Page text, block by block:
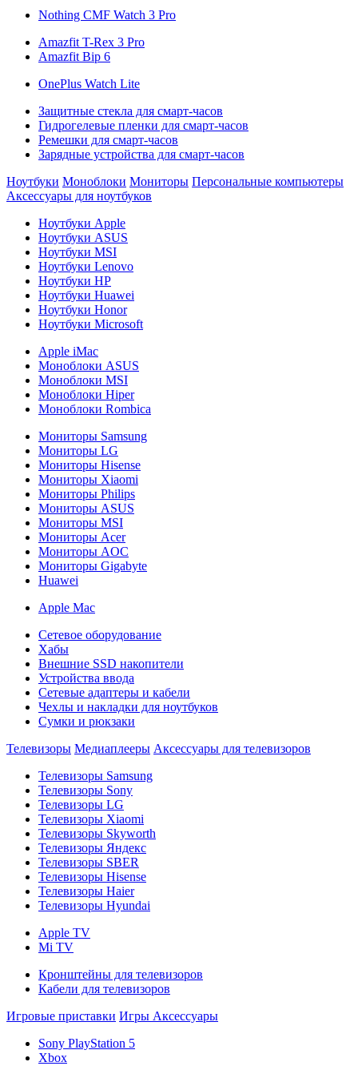
Nothing CMF Watch 3 Pro
Amazfit T-Rex 3 Pro
Amazfit Bip 6
OnePlus Watch Lite
Защитные стекла для смарт-часов
Гидрогелевые пленки для смарт-часов
Ремешки для смарт-часов
Зарядные устройства для смарт-часов
Ноутбуки Моноблоки Мониторы Персональные компьютеры
Аксессуары для ноутбуков
Ноутбуки Apple
Ноутбуки ASUS
Ноутбуки MSI
Ноутбуки Lenovo
Ноутбуки HP
Ноутбуки Huawei
Ноутбуки Honor
Ноутбуки Microsoft
Apple iMac
Моноблоки ASUS
Моноблоки MSI
Моноблоки Hiper
Моноблоки Rombica
Мониторы Samsung
Мониторы LG
Мониторы Hisense
Мониторы Xiaomi
Мониторы Philips
Мониторы ASUS
Мониторы MSI
Мониторы Acer
Мониторы AOC
Мониторы Gigabyte
Huawei
Apple Mac
Сетевое оборудование
Хабы
Внешние SSD накопители
Устройства ввода
Сетевые адаптеры и кабели
Чехлы и накладки для ноутбуков
Сумки и рюкзаки
Телевизоры Медиаплееры Аксессуары для телевизоров
Телевизоры Samsung
Телевизоры Sony
Телевизоры LG
Телевизоры Xiaomi
Телевизоры Skyworth
Телевизоры Яндекс
Телевизоры SBER
Телевизоры Hisense
Телевизоры Haier
Телевизоры Hyundai
Apple TV
Mi TV
Кронштейны для телевизоров
Кабели для телевизоров
Игровые приставки Игры Аксессуары
Sony PlayStation 5
Xbox